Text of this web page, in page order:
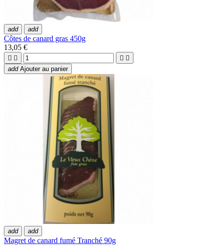
add add
Côtes de canard gras 450g
13,05 €
   
add Ajouter au panier
add add
Magret de canard fumé Tranché 90g